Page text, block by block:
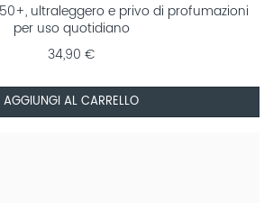
50+, ultraleggero e privo di profumazioni
per uso quotidiano
34,90 €
AGGIUNGI AL CARRELLO